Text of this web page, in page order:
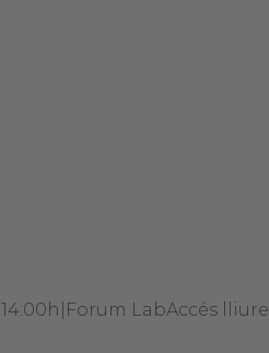
Forum LabAccés lliure